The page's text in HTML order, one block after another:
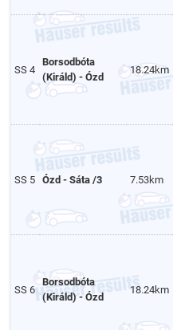
SS 4
Borsodbóta
(Királd) - Ózd
18.24km
SS 5 Ózd - Sáta /3 7.53km
SS 6
Borsodbóta
(Királd) - Ózd
18.24km